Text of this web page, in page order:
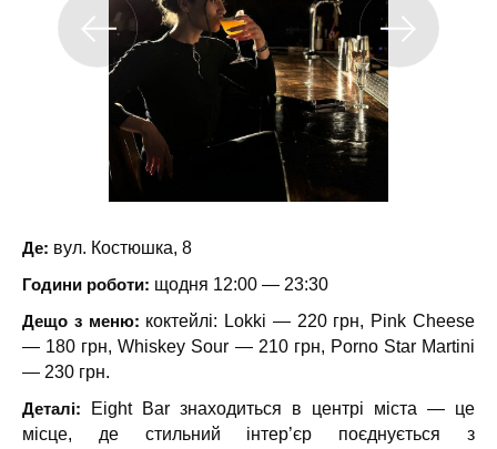
Де: вул. Костюшка, 8
Години роботи: щодня 12:00 — 23:30
Дещо з меню: коктейлі: Lokki — 220 грн, Pink Cheese
— 180 грн, Whiskey Sour — 210 грн, Porno Star Martini
— 230 грн.
Деталі:
Eight Bar знаходиться в центрі міста — це
місце, де стильний інтер’єр поєднується з